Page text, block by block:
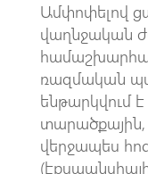
Ամփոփելով
վաղնջական
ռազմական
ենթարկվում
վերջապես